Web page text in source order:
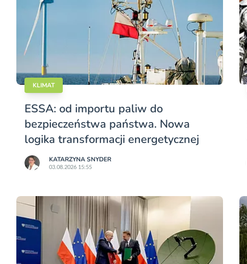
KLIMAT
ESSA: od importu paliw do
bezpieczeństwa państwa. Nowa
logika transformacji energetycznej
KATARZYNA SNYDER
03.08.2026 15:55